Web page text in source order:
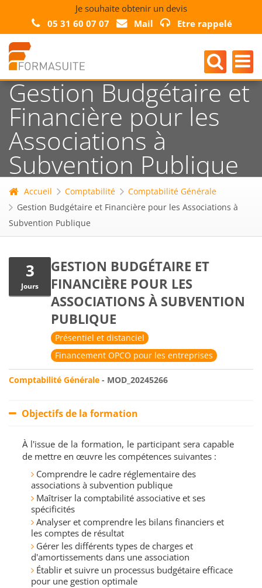
Je souhaite obtenir un devis
05 31 60 07 07
Mail Etre rappelé
Gestion Budgétaire et
Financière pour les
Associations à
Subvention Publique
Accueil Comptabilité
Comptabilité Générale
Gestion Budgétaire et Financière pour les Associations à
Subvention Publique
3
Jours
GESTION BUDGÉTAIRE ET
FINANCIÈRE POUR LES
ASSOCIATIONS À SUBVENTION
PUBLIQUE
Présentiel et distanciel
Financement OPCO pour les entreprises
Comptabilité Générale - MOD_20245266
Objectifs de la formation
À l'issue de la formation, le participant sera capable
de mettre en œuvre les compétences suivantes :
Comprendre le cadre réglementaire des
associations à subvention publique
Maîtriser la comptabilité associative et ses
spécificités
Analyser et comprendre les bilans financiers et
les comptes de résultat
Gérer les différents types de charges et
d'amortissements dans une association
Établir et suivre un processus budgétaire efficace
pour une gestion optimale